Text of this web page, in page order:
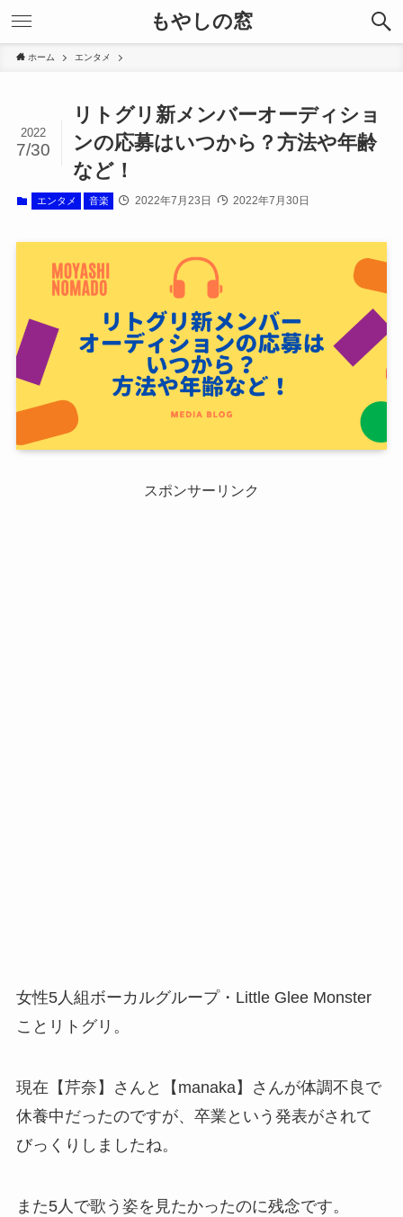
もやしの窓
ホーム エンタメ
リトグリ新メンバーオーディショ
ンの応募はいつから？方法や年齢
など！
2022
7/30
エンタメ 音楽 2022年7月23日 2022年7月30日
スポンサーリンク
女性5人組ボーカルグループ・Little Glee Monster
ことリトグリ。
現在【芹奈】さんと【manaka】さんが体調不良で
休養中だったのですが、卒業という発表がされて
びっくりしましたね。
また5人で歌う姿を見たかったのに残念です。